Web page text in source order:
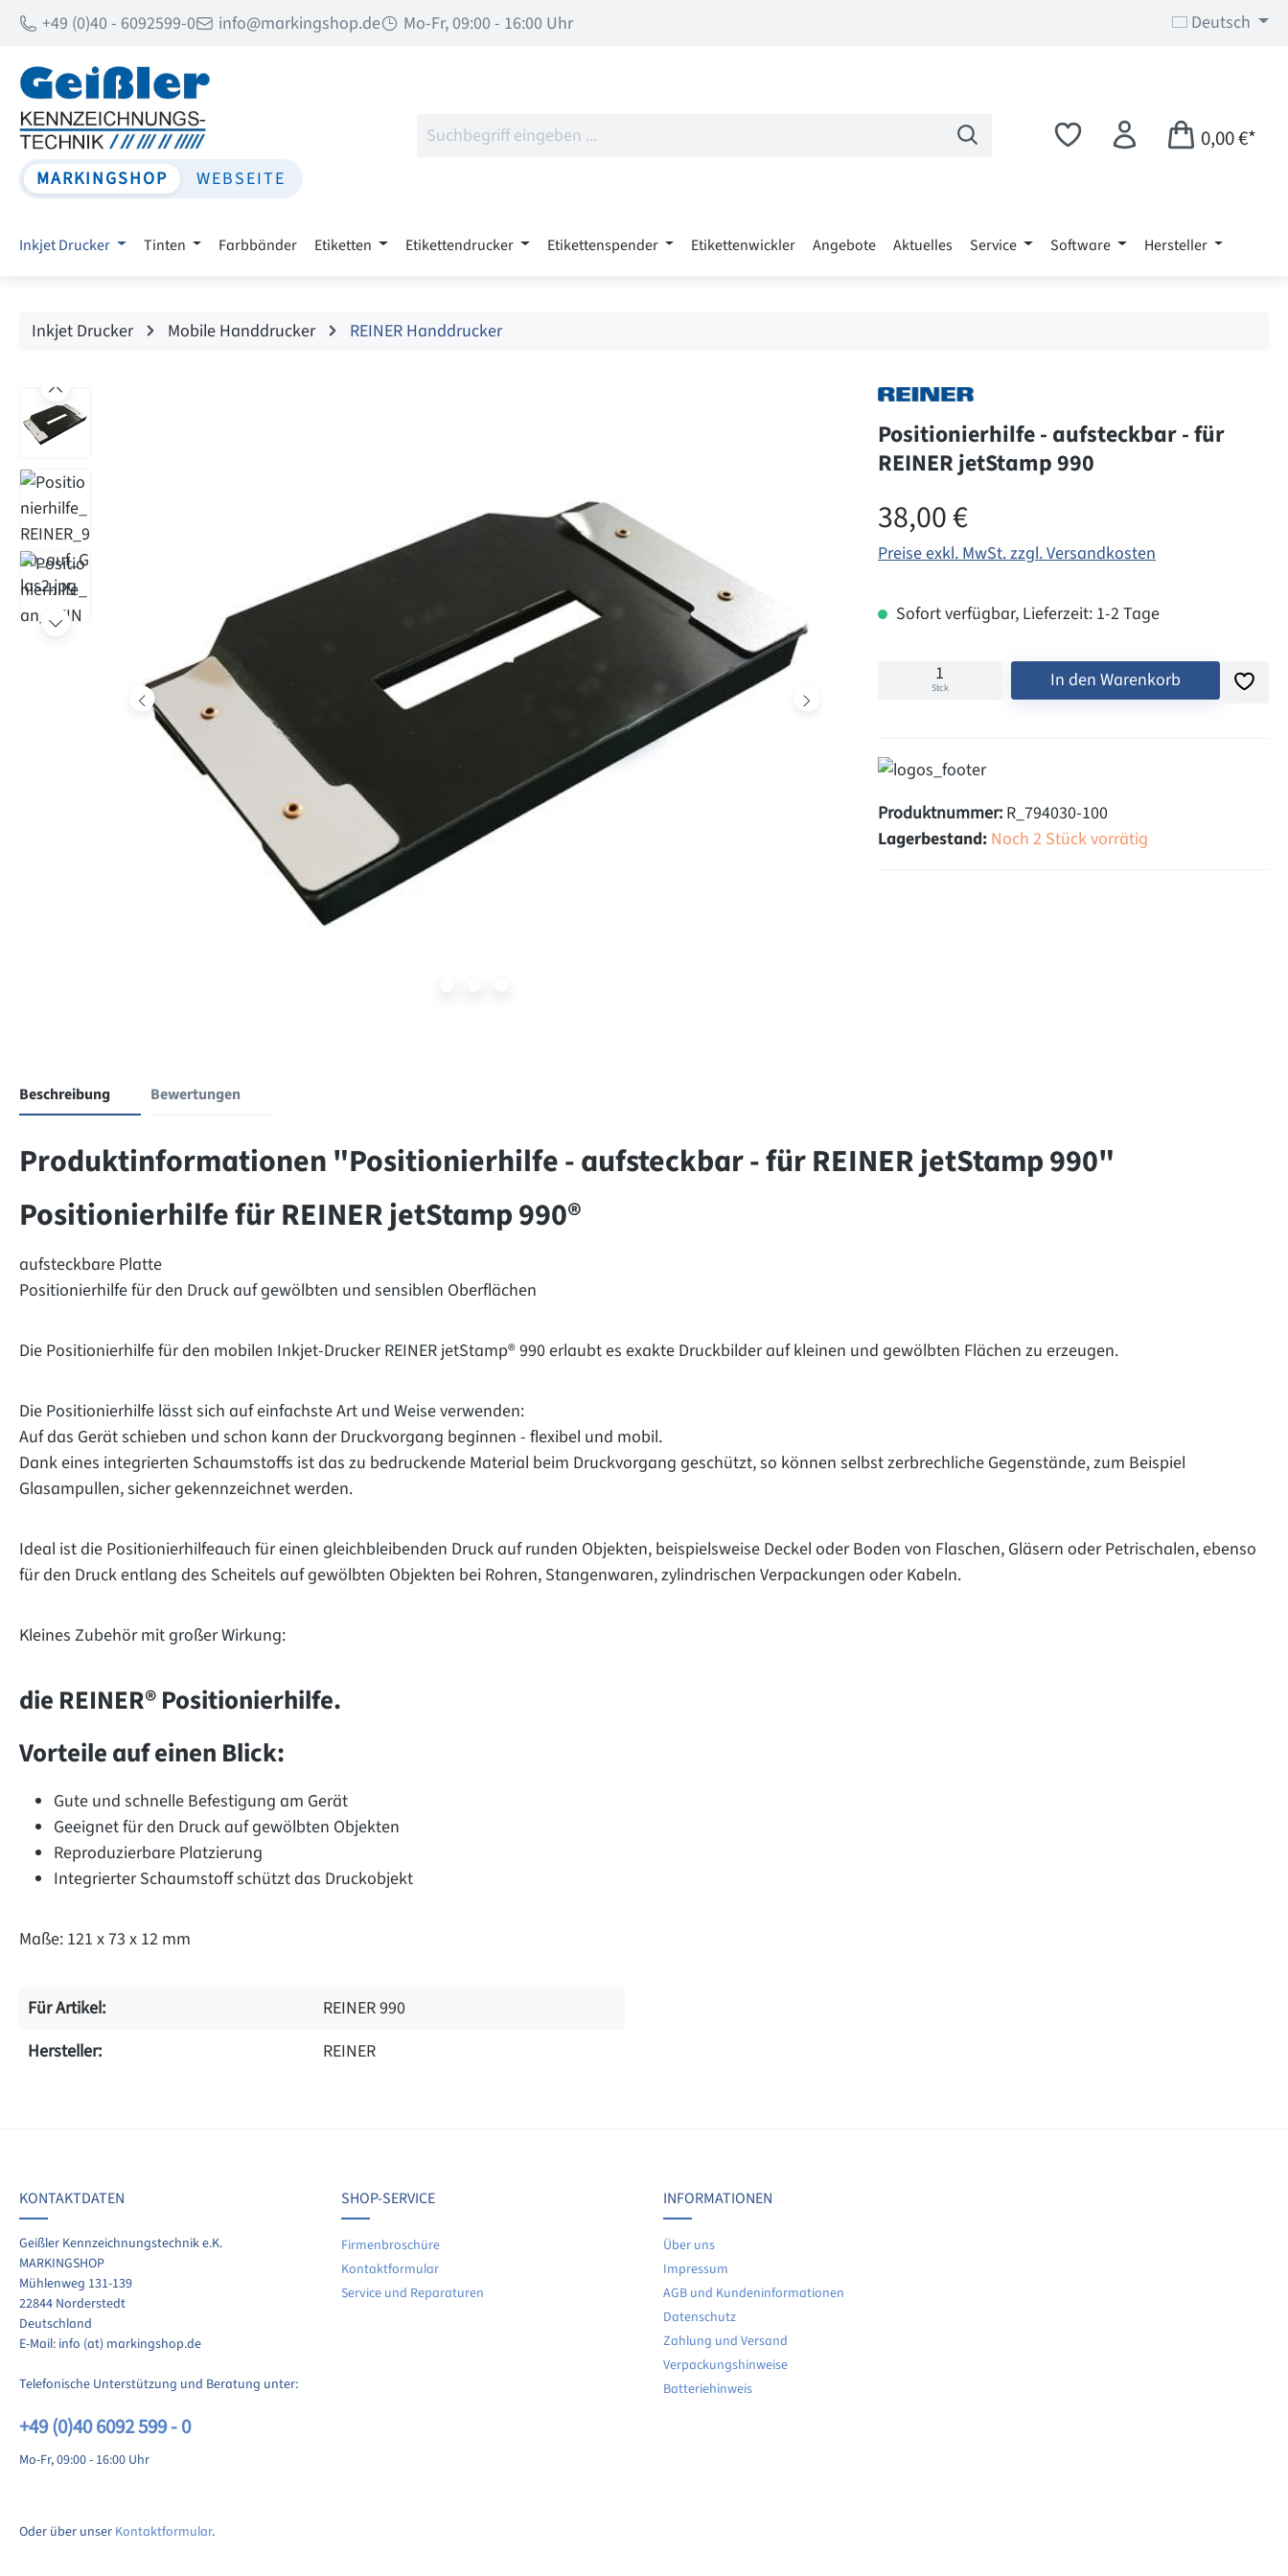
Hauptinhalt springen
Zur Suche springen
Zur Hauptnavigation springen
+49 (0)40 - 6092599-0 info@markingshop.de Mo-Fr, 09:00 - 16:00 Uhr Deutsch
MARKINGSHOP WEBSEITE
0,00 €*
Inkjet Drucker Tinten Farbbänder Etiketten Etikettendrucker Etikettenspender Etikettenwickler Angebote Aktuelles Service Software Hersteller
Inkjet Drucker Mobile Handdrucker REINER Handdrucker
Bildergalerie überspringen
Positionierhilfe - aufsteckbar - für
REINER jetStamp 990
Regulärer Preis:
38,00 €
Preise exkl. MwSt. zzgl. Versandkosten
Sofort verfügbar, Lieferzeit: 1-2 Tage
Stck In den Warenkorb
Produktnummer: R_794030-100
Lagerbestand: Noch 2 Stück vorrätig
Beschreibung Bewertungen
Produktinformationen "Positionierhilfe - aufsteckbar - für REINER jetStamp 990"
Positionierhilfe für REINER jetStamp 990®
aufsteckbare Platte
Positionierhilfe für den Druck auf gewölbten und sensiblen Oberflächen
Die Positionierhilfe für den mobilen Inkjet-Drucker REINER jetStamp® 990 erlaubt es exakte Druckbilder auf kleinen und gewölbten Flächen zu erzeugen.
Die Positionierhilfe lässt sich auf einfachste Art und Weise verwenden:
Auf das Gerät schieben und schon kann der Druckvorgang beginnen - flexibel und mobil.
Dank eines integrierten Schaumstoffs ist das zu bedruckende Material beim Druckvorgang geschützt, so können selbst zerbrechliche Gegenstände, zum Beispiel
Glasampullen, sicher gekennzeichnet werden.
Ideal ist die Positionierhilfeauch für einen gleichbleibenden Druck auf runden Objekten, beispielsweise Deckel oder Boden von Flaschen, Gläsern oder Petrischalen, ebenso
für den Druck entlang des Scheitels auf gewölbten Objekten bei Rohren, Stangenwaren, zylindrischen Verpackungen oder Kabeln.
Kleines Zubehör mit großer Wirkung:
die REINER® Positionierhilfe.
Vorteile auf einen Blick:
Gute und schnelle Befestigung am Gerät
Geeignet für den Druck auf gewölbten Objekten
Reproduzierbare Platzierung
Integrierter Schaumstoff schützt das Druckobjekt
Maße: 121 x 73 x 12 mm
Für Artikel:
REINER 990
Hersteller:
REINER
Sie Ihre Erfahrungen mit anderen Kunden.
schreiben
Keine Bewertungen gefunden. Teilen Sie Ihre Erfahrungen mit anderen.
KONTAKTDATEN
Geißler Kennzeichnungstechnik e.K.
MARKINGSHOP
Mühlenweg 131-139
22844 Norderstedt
Deutschland
E-Mail: info (at) markingshop.de
Telefonische Unterstützung und Beratung unter:
+49 (0)40 6092 599 - 0
Mo-Fr, 09:00 - 16:00 Uhr
Oder über unser Kontaktformular.
SHOP-SERVICE
Firmenbroschüre
Kontaktformular
Service und Reparaturen
INFORMATIONEN
Über uns
Impressum
AGB und Kundeninformationen
Datenschutz
Zahlung und Versand
Verpackungshinweise
Batteriehinweis